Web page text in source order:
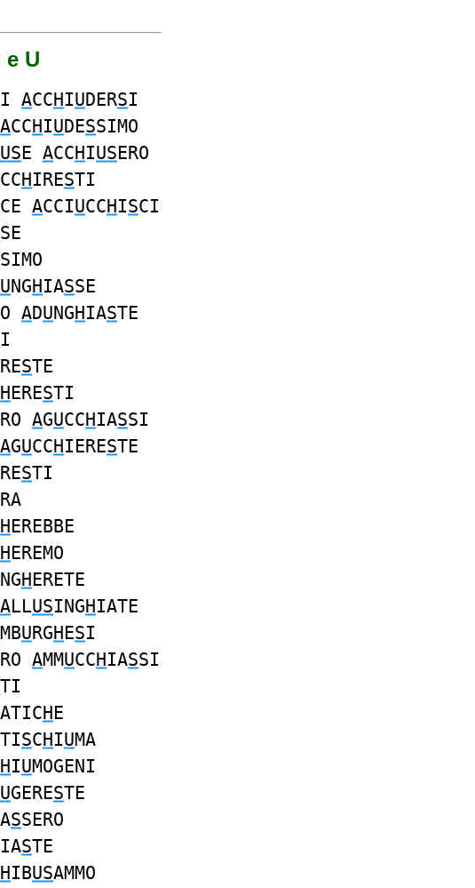
U
ACCHIUDERSI
ACCHIUDESSIMO
USE ACCHIUSERO
CCHIRESTI
CE ACCIUCCHISCI
SE
SIMO
UNGHIASSE
ADUNGHIASTE
STE
HERESTI
AGUCCHIASSI
AGUCCHIERESTE
STI
HEREBBE
HEREMO
HERETE
ALLUSINGHIATE
MBURGHESI
AMMUCCHIASSI
TI
HE
SCHIUMA
HIUMOGENI
UGERESTE
SSERO
STE
HIBUSAMMO